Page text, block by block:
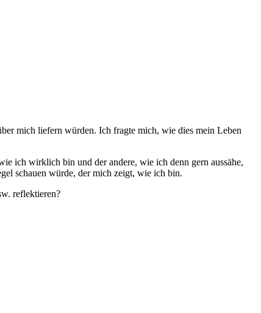
mich liefern würden. Ich fragte mich, wie dies mein Leben
ich wirklich bin und der andere, wie ich denn gern aussähe,
schauen würde, der mich zeigt, wie ich bin.
reflektieren?